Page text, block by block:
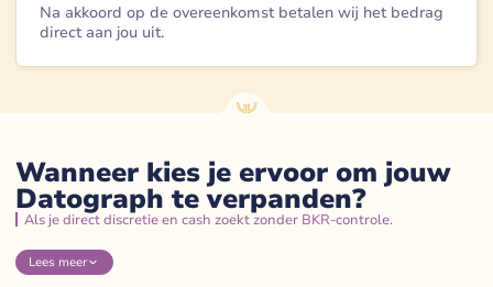
Na akkoord op de overeenkomst betalen wij het bedrag
direct aan jou uit.
Wanneer kies je ervoor om jouw
Datograph te verpanden?
Als je direct discretie en cash zoekt zonder BKR-controle.
Lees meer